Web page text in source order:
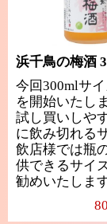
浜千鳥の梅酒
今回300mlサ
を開始いたし
試し買いしや
に飲み切れる
飲店様では瓶
供できるサイ
勧めいたします